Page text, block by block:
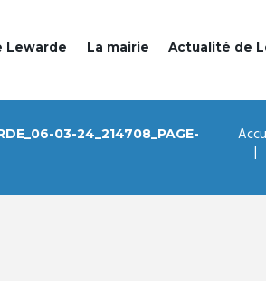
Lewarde La mairie Actualité de
03-24_214708_PAGE-